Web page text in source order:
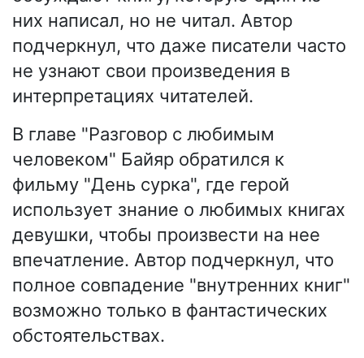
них написал, но не читал. Автор
подчеркнул, что даже писатели часто
не узнают свои произведения в
интерпретациях читателей.
В главе "Разговор с любимым
человеком" Байяр обратился к
фильму "День сурка", где герой
использует знание о любимых книгах
девушки, чтобы произвести на нее
впечатление. Автор подчеркнул, что
полное совпадение "внутренних книг"
возможно только в фантастических
обстоятельствах.